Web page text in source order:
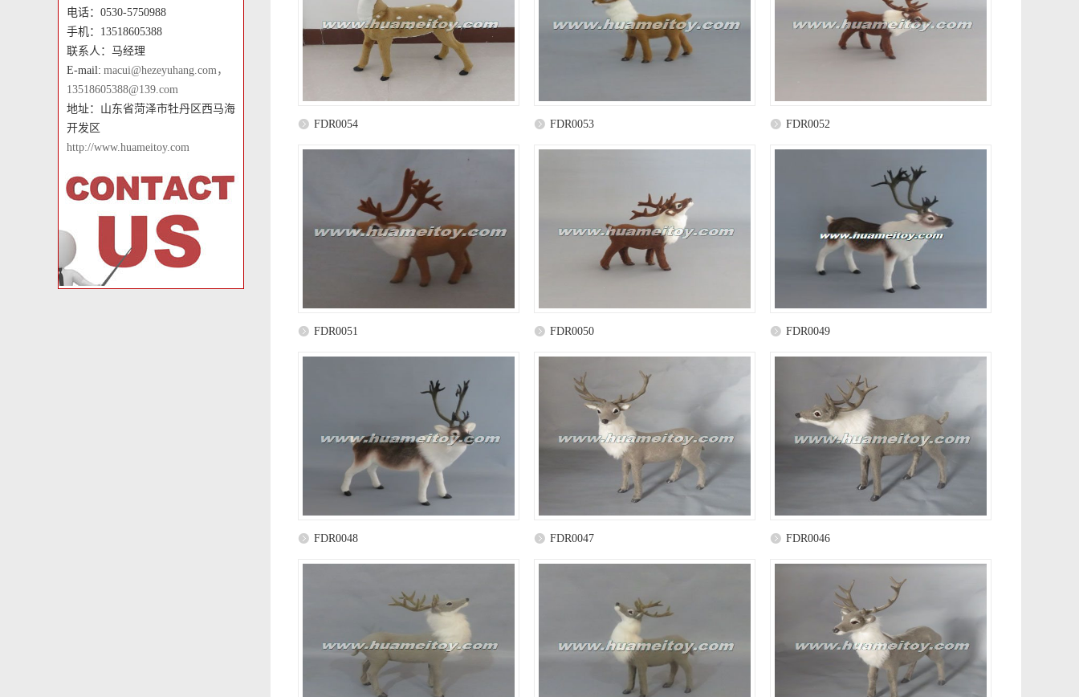
电话：0530-5750988
手机：13518605388
联系人：马经理
E-mail: macui@hezeyuhang.com，
13518605388@139.com
地址：山东省菏泽市牡丹区西马海
开发区
http://www.huameitoy.com
FDR0054 FDR0053 FDR0052
FDR0051 FDR0050 FDR0049
FDR0048 FDR0047 FDR0046